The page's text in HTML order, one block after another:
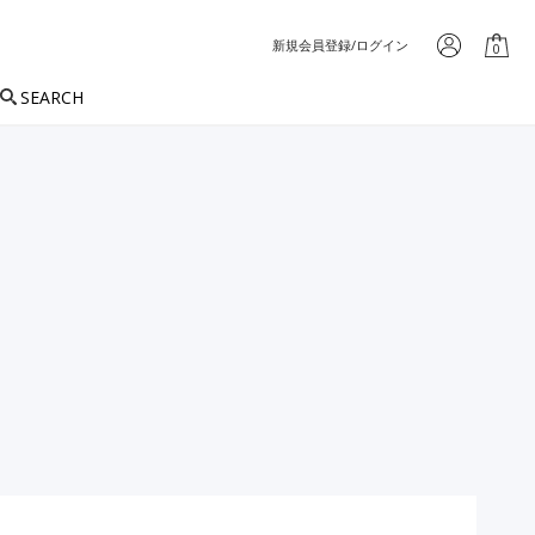
新規会員登録/ログイン 0
SEARCH